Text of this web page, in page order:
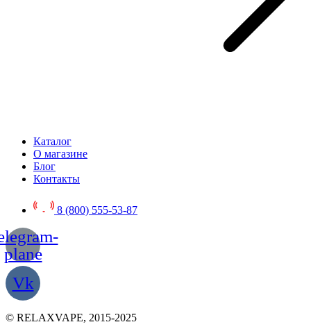
Каталог
О магазине
Блог
Контакты
8 (800) 555-53-87
plane
Vk
© RELAXVAPE, 2015-2025